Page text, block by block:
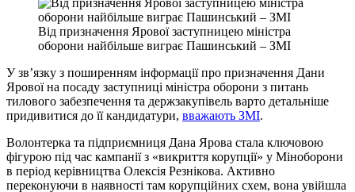
Від призначення Ярової заступницею міністра
оборони найбільше виграє Пашинський – ЗМІ
У зв’язку з поширенням інформації про призначення Дани
Ярової на посаду заступниці міністра оборони з питань
тилового забезпечення та держзакупівель варто детальніше
придивитися до її кандидатури, вважають ЗМІ.
Волонтерка та підприємниця Дана Ярова стала ключовою
фігурою під час кампанії з «викриття корупції» у Міноборони
в період керівництва Олексія Резнікова. Активно
переконуючи в наявності там корупційних схем, вона увійшла